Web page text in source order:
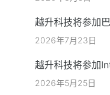
越升科技将参加
2026年7月23日
越升科技将参加
2026年5月25日